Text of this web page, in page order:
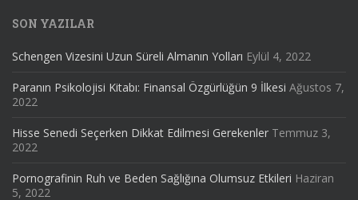
SON YAZILAR
Schengen Vizesini Uzun Süreli Almanın Yolları Eylül 4, 2022
Paranın Psikolojisi Kitabı: Finansal Özgürlüğün 9 İlkesi Ağustos 7,
2022
Hisse Senedi Seçerken Dikkat Edilmesi Gerekenler Temmuz 3,
2022
Pornografinin Ruh ve Beden Sağlığına Olumsuz Etkileri Haziran
5, 2022